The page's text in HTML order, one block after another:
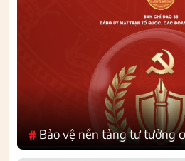
# Bảo vệ nền tảng tư tưởng